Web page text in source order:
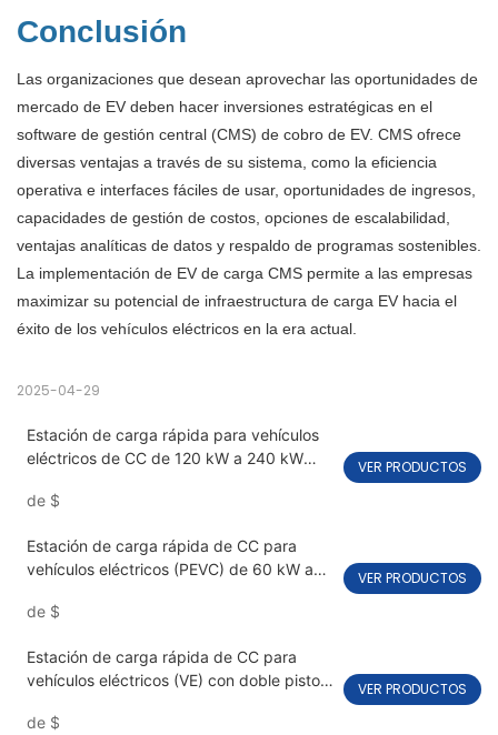
Conclusión
Las organizaciones que desean aprovechar las oportunidades de
mercado de EV deben hacer inversiones estratégicas en el
software de gestión central (CMS) de cobro de EV. CMS ofrece
diversas ventajas a través de su sistema, como la eficiencia
operativa e interfaces fáciles de usar, oportunidades de ingresos,
capacidades de gestión de costos, opciones de escalabilidad,
ventajas analíticas de datos y respaldo de programas sostenibles.
La implementación de EV de carga CMS permite a las empresas
maximizar su potencial de infraestructura de carga EV hacia el
éxito de los vehículos eléctricos en la era actual.
2025-04-29
Estación de carga rápida para vehículos
eléctricos de CC de 120 kW a 240 kW
de $
VER PRODUCTOS
Estación de carga rápida de CC para
vehículos eléctricos (PEVC) de 60 kW a
de $
VER PRODUCTOS
Estación de carga rápida de CC para
vehículos eléctricos (VE) con doble pistola
de $
VER PRODUCTOS